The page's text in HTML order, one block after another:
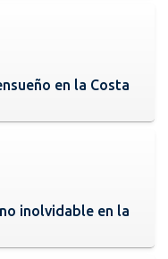
en la Costa
inolvidable en la